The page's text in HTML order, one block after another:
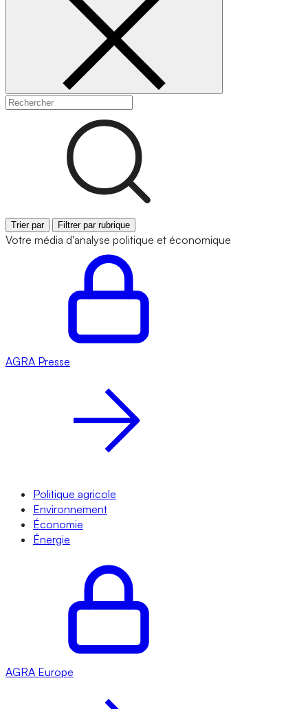
Trier par Filtrer par rubrique
Votre média d'analyse politique et économique
AGRA Presse
Politique agricole
Environnement
Économie
Énergie
AGRA Europe